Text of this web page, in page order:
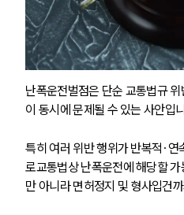
난폭운전벌점은 단순 교통법규
이 동시에 문제될 수 있는 사안입
특히 여러 위반 행위가 반복적·
로교통법상 난폭운전에 해당할
만 아니라 면허정지 및 형사입건